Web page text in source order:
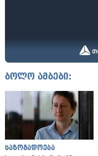
ბოლო ამბები:
საზოგადოება